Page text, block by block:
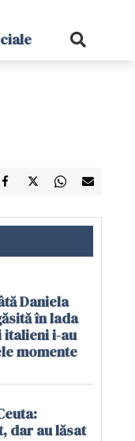
Daniela
în lada
i-au
momente
dar au lăsat